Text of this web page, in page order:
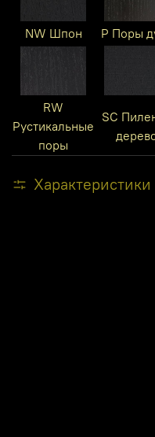
NW Шпон P Поры
RW
Рустикальные
поры
SC
Характеристики